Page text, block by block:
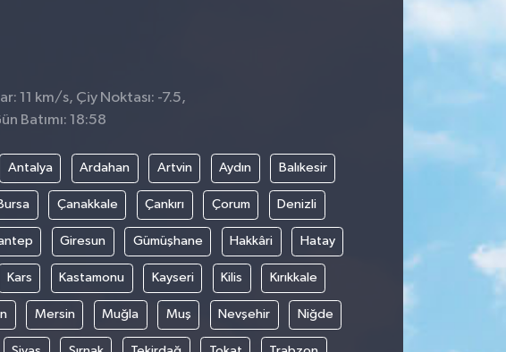
11 km/s, Çiy Noktası: -7.5,
Batımı: 18:58
Antalya Ardahan Artvin Aydın Balıkesir
Çanakkale Çankırı Çorum Denizli
Giresun Gümüşhane Hakkâri Hatay
Kars Kastamonu Kayseri Kilis Kırıkkale
Mersin Muğla Muş Nevşehir Niğde